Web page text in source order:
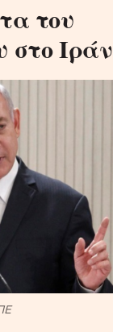
του
στο Ιράν